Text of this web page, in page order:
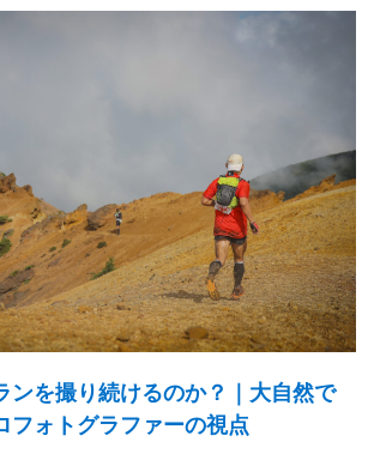
ンを撮り続けるのか？｜大自然で
フォトグラファーの視点